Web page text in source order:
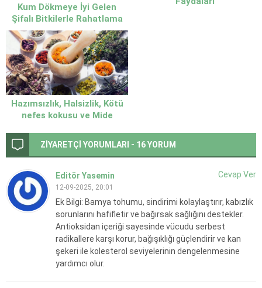
Kum Dökmeye İyi Gelen
Şifalı Bitkilerle Rahatlama
Yöntemleri
Hazımsızlık, Halsizlik, Kötü
nefes kokusu ve Mide
ZİYARETÇİ YORUMLARI - 16 YORUM
Editör Yasemin
12-09-2025, 20:01
Ek Bilgi: Bamya tohumu, sindirimi kolaylaştırır, kabızlık
sorunlarını hafifletir ve bağırsak sağlığını destekler.
Antioksidan içeriği sayesinde vücudu serbest
radikallere karşı korur, bağışıklığı güçlendirir ve kan
şekeri ile kolesterol seviyelerinin dengelenmesine
yardımcı olur.
Cevap Ver